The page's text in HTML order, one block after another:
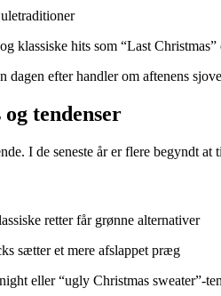
klassiske hits som “Last
dagen efter handler om aftenens
tendenser
I de seneste år er flere begyndt
retter får grønne alternativer
sætter et mere afslappet præg
eller “ugly Christmas sweater”-